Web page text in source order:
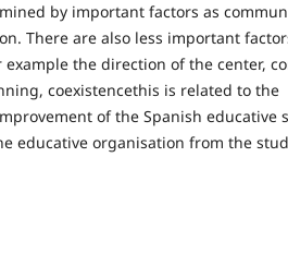
by important factors as
There are also less important
the direction of the center,
coexistencethis is related to the
of the Spanish educative
educative organisation from the